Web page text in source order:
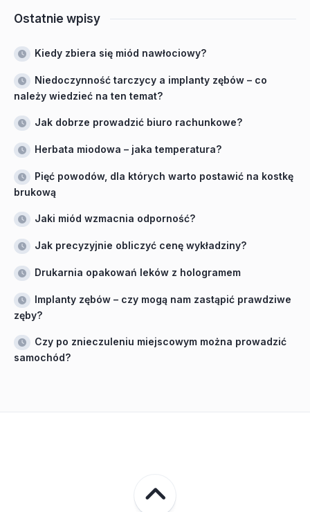
Ostatnie wpisy
Kiedy zbiera się miód nawłociowy?
Niedoczynność tarczycy a implanty zębów – co
należy wiedzieć na ten temat?
Jak dobrze prowadzić biuro rachunkowe?
Herbata miodowa – jaka temperatura?
Pięć powodów, dla których warto postawić na kostkę
brukową
Jaki miód wzmacnia odporność?
Jak precyzyjnie obliczyć cenę wykładziny?
Drukarnia opakowań leków z hologramem
Implanty zębów – czy mogą nam zastąpić prawdziwe
zęby?
Czy po znieczuleniu miejscowym można prowadzić
samochód?